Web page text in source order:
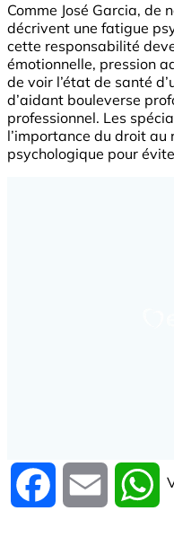
Comme José Garcia,
décrivent une fatigue
cette responsabilité
émotionnelle, pression
de voir l’état de santé
d’aidant bouleverse
professionnel. Les
l’importance du droit
psychologique pour
Facebook Email